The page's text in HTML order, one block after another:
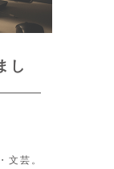
し
文芸。